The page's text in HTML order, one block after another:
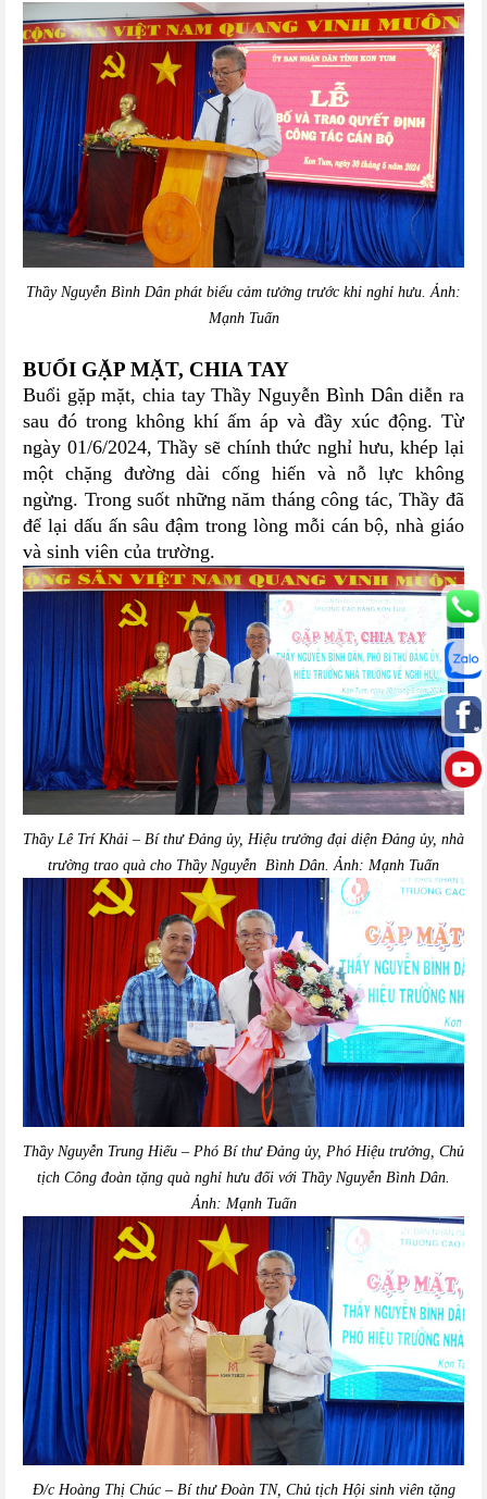
Thầy Nguyễn Bình Dân phát biểu cảm tưởng trước khi nghỉ hưu. Ảnh:
Mạnh Tuấn
BUỔI GẶP MẶT, CHIA TAY
Buổi gặp mặt, chia tay Thầy Nguyễn Bình Dân diễn ra
sau đó trong không khí ấm áp và đầy xúc động. Từ
ngày 01/6/2024, Thầy sẽ chính thức nghỉ hưu, khép lại
một chặng đường dài cống hiến và nỗ lực không
ngừng. Trong suốt những năm tháng công tác, Thầy đã
để lại dấu ấn sâu đậm trong lòng mỗi cán bộ, nhà giáo
và sinh viên của trường.
Thầy Lê Trí Khải – Bí thư Đảng ủy, Hiệu trưởng đại diện Đảng ủy, nhà
trường trao quà cho Thầy Nguyễn Bình Dân. Ảnh: Mạnh Tuấn
Thầy Nguyễn Trung Hiếu – Phó Bí thư Đảng ủy, Phó Hiệu trưởng, Chủ
tịch Công đoàn tặng quà nghỉ hưu đối với Thầy Nguyễn Bình Dân.
Ảnh: Mạnh Tuấn
Đ/c Hoàng Thị Chúc – Bí thư Đoàn TN, Chủ tịch Hội sinh viên tặng